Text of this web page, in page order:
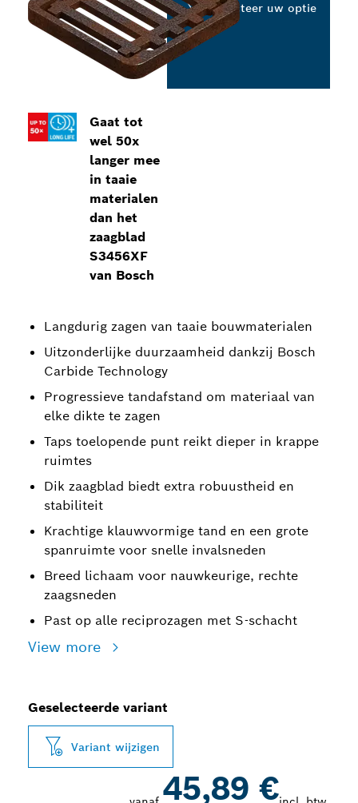
Gaat tot
wel 50x
langer mee
in taaie
materialen
dan het
zaagblad
S3456XF
van Bosch
Langdurig zagen van taaie bouwmaterialen
Uitzonderlijke duurzaamheid dankzij Bosch
Carbide Technology
Progressieve tandafstand om materiaal van
elke dikte te zagen
Taps toelopende punt reikt dieper in krappe
ruimtes
Dik zaagblad biedt extra robuustheid en
stabiliteit
Krachtige klauwvormige tand en een grote
spanruimte voor snelle invalsneden
Breed lichaam voor nauwkeurige, rechte
zaagsneden
Past op alle reciprozagen met S-schacht
View more
Selecteer uw optie
Geselecteerde variant
Variant wijzigen
45,89 €